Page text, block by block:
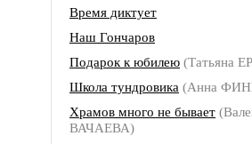
Время диктует
Наш Гончаров
Подарок к юбилею (Татьяна
Школа тундровика (Анна
Храмов много не бывает
ВАЧАЕВА)